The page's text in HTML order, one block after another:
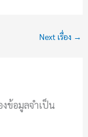
Next เรื่อง →
งข้อมูลจำเป็น